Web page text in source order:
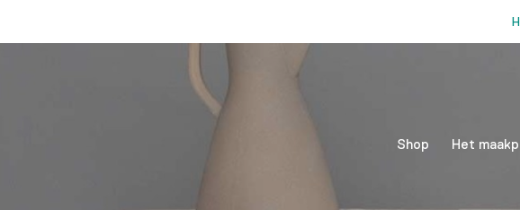
Shop Het